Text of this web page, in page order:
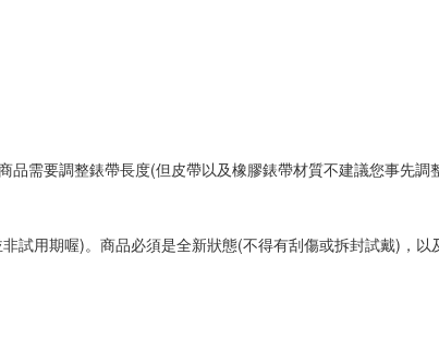
需要調整錶帶長度(但皮帶以及橡膠錶帶材質不建議您事先調
試用期喔)。商品必須是全新狀態(不得有刮傷或拆封試戴)，